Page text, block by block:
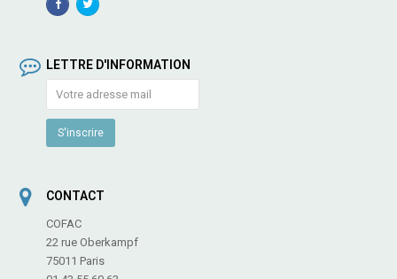
FacebookTwitterProfile
LETTRE D'INFORMATION
CONTACT
COFAC
22 rue Oberkampf
75011 Paris